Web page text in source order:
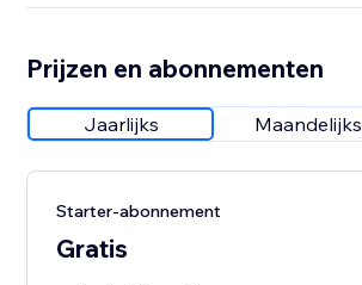
Prijzen en abonnementen
Jaarlijks Maandelijks
Starter-abonnement
Gratis